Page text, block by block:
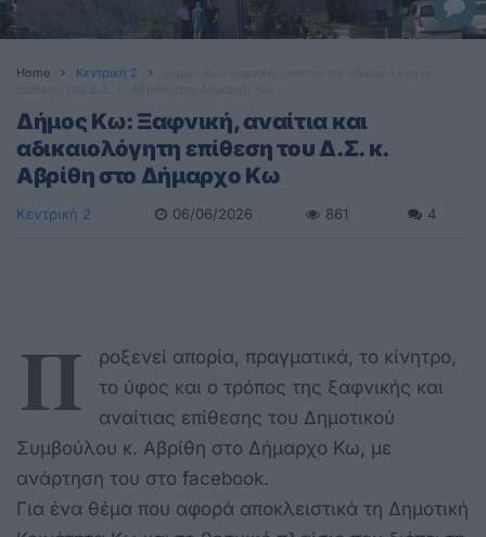
Home Κεντρική 2
Δήμος Κω: Ξαφνική, αναίτια και
αδικαιολόγητη επίθεση του Δ.Σ. κ.
Αβρίθη στο Δήμαρχο Κω
Κεντρική 2 06/06/2026 861 4
Π
ροξενεί απορία, πραγματικά, το κίνητρο,
το ύφος και ο τρόπος της ξαφνικής και
αναίτιας επίθεσης του Δημοτικού
Συμβούλου κ. Αβρίθη στο Δήμαρχο Κω, με
ανάρτηση του στο facebook.
Για ένα θέμα που αφορά αποκλειστικά τη Δημοτική